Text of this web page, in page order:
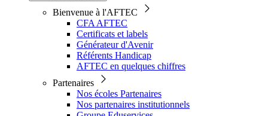
Bienvenue à l'AFTEC
CFA AFTEC
Certificats et labels
Générateur d'Avenir
Référents Handicap
AFTEC en quelques chiffres
Partenaires
Nos écoles Partenaires
Nos partenaires institutionnels